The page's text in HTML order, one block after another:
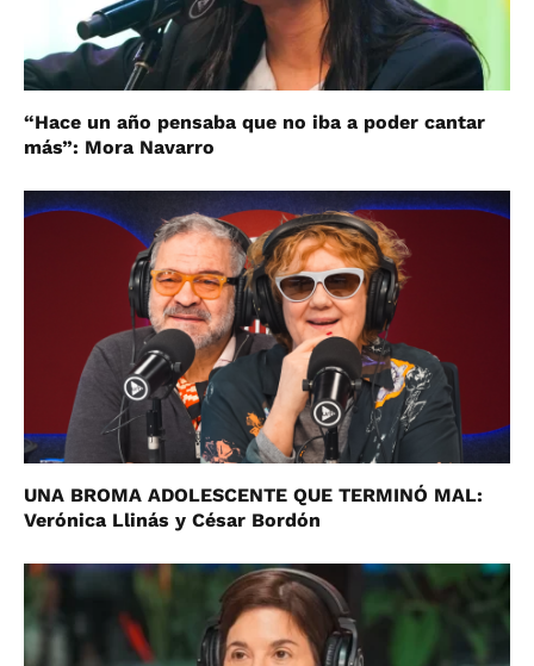
“Hace un año pensaba que no iba a poder cantar
más”: Mora Navarro
UNA BROMA ADOLESCENTE QUE TERMINÓ MAL:
Verónica Llinás y César Bordón